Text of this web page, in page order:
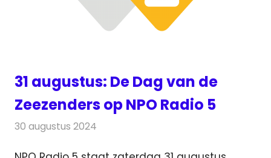
31 augustus: De Dag van de
Zeezenders op NPO Radio 5
30 augustus 2024